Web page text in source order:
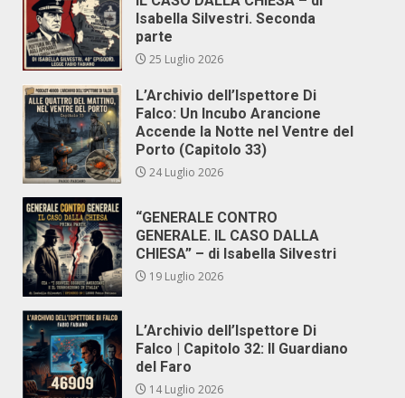
Isabella Silvestri. Seconda
parte
25 Luglio 2026
L’Archivio dell’Ispettore Di
Falco: Un Incubo Arancione
Accende la Notte nel Ventre del
Porto (Capitolo 33)
24 Luglio 2026
“GENERALE CONTRO
GENERALE. IL CASO DALLA
CHIESA” – di Isabella Silvestri
19 Luglio 2026
L’Archivio dell’Ispettore Di
Falco | Capitolo 32: Il Guardiano
del Faro
14 Luglio 2026